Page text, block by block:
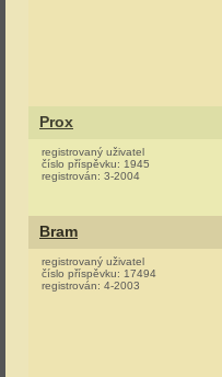
Prox
registrovaný uživatel
číslo příspěvku: 1945
registrován: 3-2004
Bram
registrovaný uživatel
číslo příspěvku: 17494
registrován: 4-2003